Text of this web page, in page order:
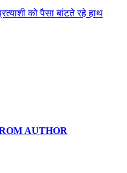
को पैसा बांटते रहे हाथ
AUTHOR